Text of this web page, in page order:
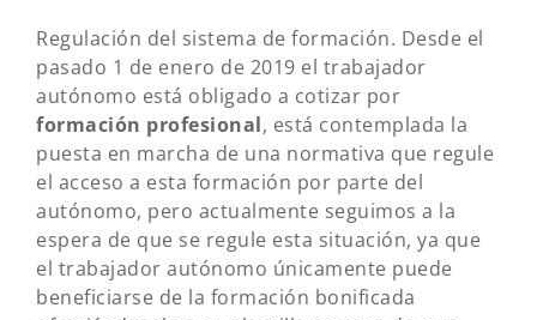
Regulación del sistema de formación. Desde el
pasado 1 de enero de 2019 el trabajador
autónomo está obligado a cotizar por
formación profesional, está contemplada la
puesta en marcha de una normativa que regule
el acceso a esta formación por parte del
autónomo, pero actualmente seguimos a la
espera de que se regule esta situación, ya que
el trabajador autónomo únicamente puede
beneficiarse de la formación bonificada